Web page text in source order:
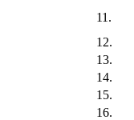
11.
12.
13.
14.
15.
16.